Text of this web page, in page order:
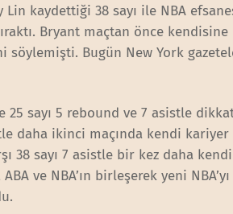
Lin kaydettiği 38 sayı ile NBA
Bryant maçtan önce kendisine
Bugün New York
25 sayı 5 rebound ve 7 asistle
daha ikinci maçında kendi
38 sayı 7 asistle bir kez daha
ve NBA’ın birleşerek yeni NBA’yı